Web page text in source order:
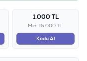
1.000 TL
Min: 15.000 TL
Kodu Al